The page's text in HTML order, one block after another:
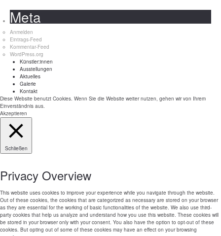
Meta
Anmelden
Eintrags-Feed
Kommentar-Feed
WordPress.org
Künstler:innen
Ausstellungen
Aktuelles
Galerie
Kontakt
Diese Website benutzt Cookies. Wenn Sie die Website weiter nutzen, gehen wir von Ihrem
Einverständnis aus.
Akzeptieren
Schließen
Privacy Overview
This website uses cookies to improve your experience while you navigate through the website.
Out of these cookies, the cookies that are categorized as necessary are stored on your browser
as they are essential for the working of basic functionalities of the website. We also use third-
party cookies that help us analyze and understand how you use this website. These cookies will
be stored in your browser only with your consent. You also have the option to opt-out of these
cookies. But opting out of some of these cookies may have an effect on your browsing